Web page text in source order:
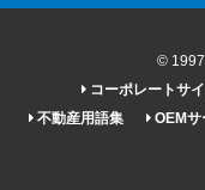
© 1997
コーポレートサイ
不動産用語集
OEMサ